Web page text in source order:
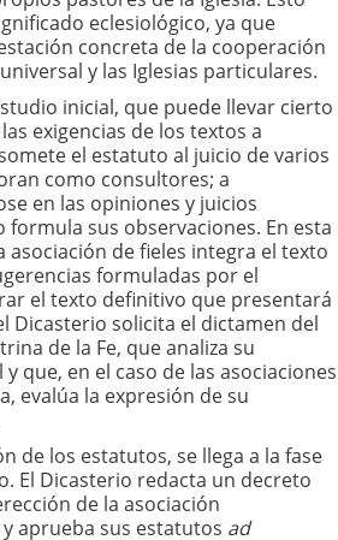
eclesiológico, ya que
concreta de la cooperación
y las Iglesias particulares.
inicial, que puede llevar cierto
exigencias de los textos a
el estatuto al juicio de varios
como consultores; a
en las opiniones y juicios
formula sus observaciones. En esta
asociación de fieles integra el texto
formuladas por el
el texto definitivo que presentará
Dicasterio solicita el dictamen del
de la Fe, que analiza su
que, en el caso de las asociaciones
evalúa la expresión de su
de los estatutos, se llega a la fase
El Dicasterio redacta un decreto
de la asociación
aprueba sus estatutos ad